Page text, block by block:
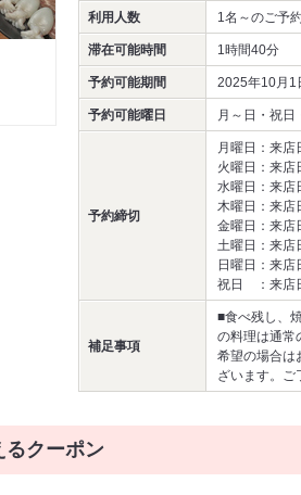
利用人数 1名～のご予
滞在可能時間 1時間40分
予約可能期間 2025年10月1
予約可能曜日 月～日・祝日
予約締切
月曜日：来店
火曜日：来店
水曜日：来店
木曜日：来店
金曜日：来店
土曜日：来店
日曜日：来
祝日 ：来店
補足事項
■食べ残し、
の料理は通常
希望の場合は
ざいます。ご
るクーポン